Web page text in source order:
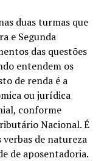
duas turmas que
e Segunda
das questões
entendem os
de renda é a
ou jurídica
conforme
Nacional. É
de natureza
de aposentadoria.